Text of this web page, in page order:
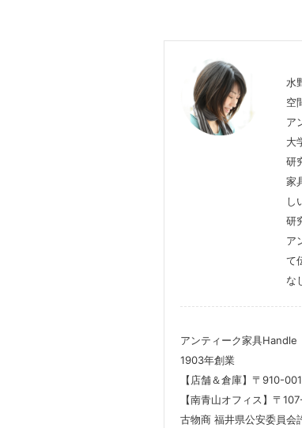
水
空
ア
大
研
家
し
研
ア
て
な
アンティーク家具Handle
1903年創業
【店舗＆倉庫】 〒910-
【南青山オフィス】 〒
古物商 福井県公安委員会